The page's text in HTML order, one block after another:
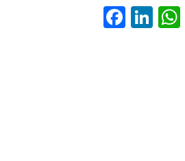
Fa
ce
Li
nk